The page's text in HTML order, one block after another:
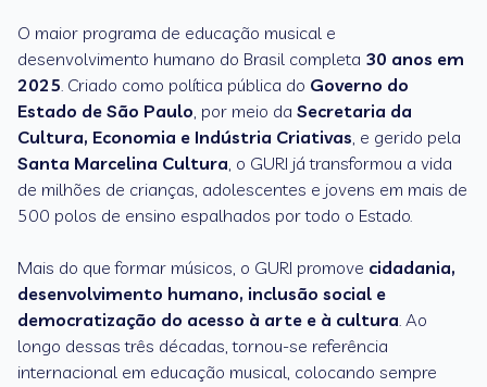
O maior programa de educação musical e
desenvolvimento humano do Brasil completa 30 anos em
2025. Criado como política pública do Governo do
Estado de São Paulo, por meio da Secretaria da
Cultura, Economia e Indústria Criativas, e gerido pela
Santa Marcelina Cultura, o GURI já transformou a vida
de milhões de crianças, adolescentes e jovens em mais de
500 polos de ensino espalhados por todo o Estado.
Mais do que formar músicos, o GURI promove cidadania,
desenvolvimento humano, inclusão social e
democratização do acesso à arte e à cultura. Ao
longo dessas três décadas, tornou-se referência
internacional em educação musical, colocando sempre